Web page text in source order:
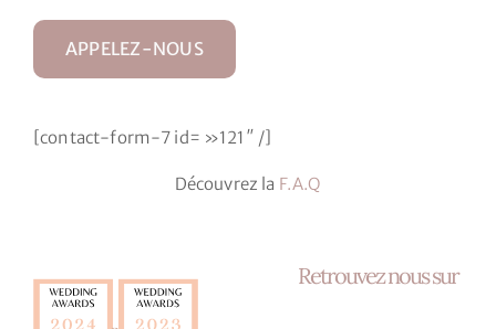
peuvent
être
la
page
APPELEZ-NOUS
[contact-form-7 id= »121″ /]
Découvrez la F.A.Q
Retrouvez nous sur